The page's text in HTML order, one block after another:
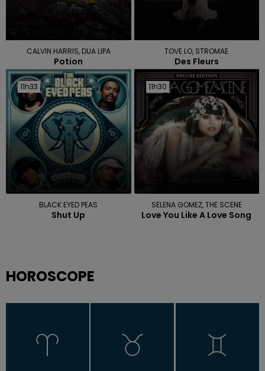
CALVIN HARRIS, DUA LIPA
Potion
TOVE LO, STROMAE
Des Fleurs
11h33
11h33
BLACK EYED PEAS
Shut Up
11h30
11h30
SELENA GOMEZ, THE SCENE
Love You Like A Love Song
HOROSCOPE